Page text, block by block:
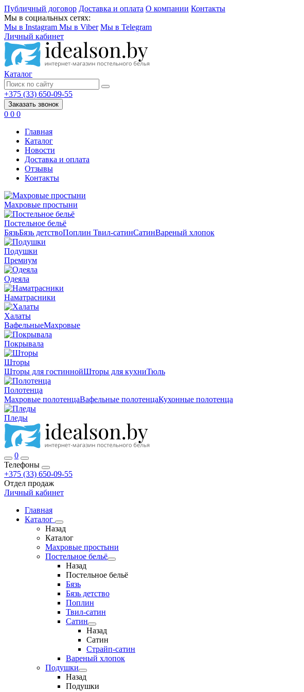
Публичный договор Доставка и оплата О компании Контакты
Мы в социальных сетях:
Мы в Instagram Мы в Viber Мы в Telegram
Личный кабинет
Каталог
+375 (33) 650-09-55
Заказать звонок
0 0 0
Главная
Каталог
Новости
Доставка и оплата
Отзывы
Контакты
Махровые простыни
Постельное бельё
БязьБязь детствоПоплин Твил-сатинСатинВареный хлопок
Подушки
Премиум
Одеяла
Наматрасники
Халаты
ВафельныеМахровые
Покрывала
Шторы
Шторы для гостиннойШторы для кухниТюль
Полотенца
Махровые полотенцаВафельные полотенцаКухонные полотенца
Пледы
0
Телефоны
+375 (33) 650-09-55
Отдел продаж
Личный кабинет
Главная
Каталог
Назад
Каталог
Махровые простыни
Постельное бельё
Назад
Постельное бельё
Бязь
Бязь детство
Поплин
Твил-сатин
Сатин
Назад
Сатин
Страйп-сатин
Вареный хлопок
Подушки
Назад
Подушки